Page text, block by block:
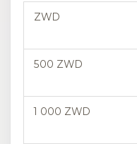
ZWD
500 ZWD
1 000 ZWD